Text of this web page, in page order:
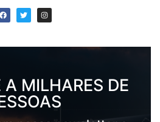
MILHARES DE